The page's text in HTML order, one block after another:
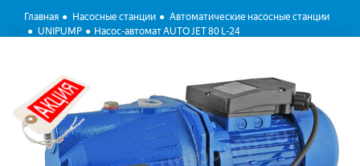
Главная Насосные станции
Автоматические насосные станции
UNIPUMP
Насос-автомат AUTO JET 80 L-24